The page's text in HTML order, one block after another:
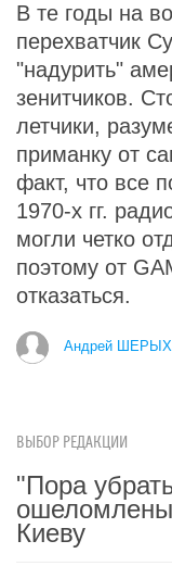
В те годы на
перехватчик
"надурить"
зенитчиков.
летчики,
приманку от
факт, что все
1970-х гг.
могли четко
поэтому от
отказаться.
Андрей
ВЫБОР РЕДАКЦИИ
"Пора
Киеву